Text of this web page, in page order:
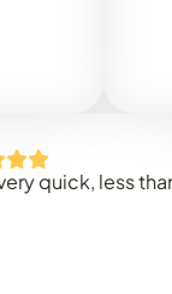
less than